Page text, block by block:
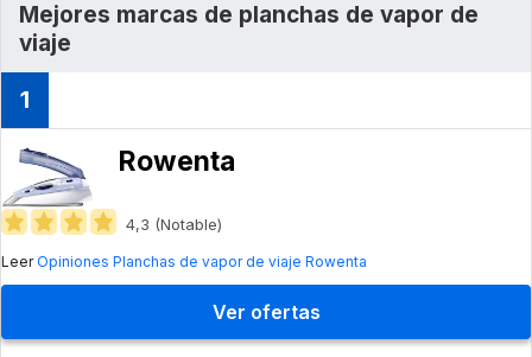
Mejores marcas de planchas de vapor de
viaje
1
Rowenta
4,3 (Notable)
LeerOpiniones Planchas de vapor de viaje Rowenta
Ver ofertas